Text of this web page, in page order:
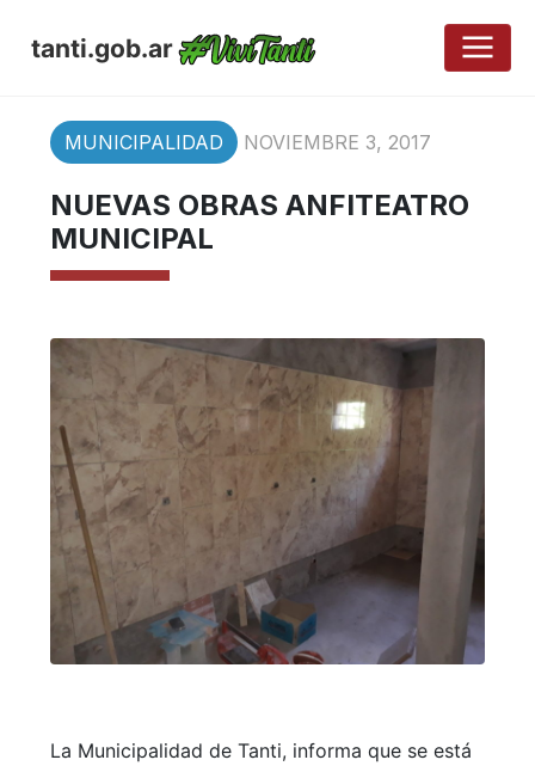
tanti.gob.ar
MUNICIPALIDAD NOVIEMBRE 3, 2017
NUEVAS OBRAS ANFITEATRO
MUNICIPAL
La Municipalidad de Tanti, informa que se está